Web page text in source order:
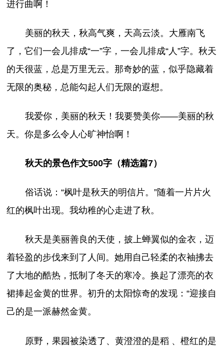
进行曲啊！
美丽的秋天，秋高气爽，天高云淡。大雁南飞
了，它们一会儿排成“一”字，一会儿排成“人”字。秋天
的天很蓝，总是万里无云。那奇妙的蓝，似乎隐藏着
无限的奥秘，总能勾起人们无限的遐想。
我爱你，美丽的秋天！我要赞美你——美丽的秋
天。你是多么令人心旷神怡啊！
秋天的景色作文500字（精选篇7）
俗话说：“枫叶是秋天的明信片。”随着一片片火
红的枫叶出现。我幼稚的心走进了秋。
秋天是美丽善良的天使，披上蝉翼似的金衣，迈
着轻盈的步伐来到了人间。她用自己轻柔的衣袖拂去
了大地的酷热，抵制了冬天的寒冷。换起了漂亮的衣
裙捧起金黄的世界。初升的太阳惊奇的发现：“迎接自
己的是一派赫然金黄。
原野，果园被染透了、黄澄澄的是稻 、橙红的是